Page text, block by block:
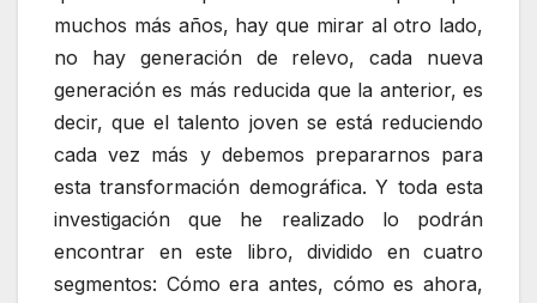
muchos más años, hay que mirar al otro lado,
no hay generación de relevo, cada nueva
generación es más reducida que la anterior, es
decir, que el talento joven se está reduciendo
cada vez más y debemos prepararnos para
esta transformación demográfica. Y toda esta
investigación que he realizado lo podrán
encontrar en este libro, dividido en cuatro
segmentos: Cómo era antes, cómo es ahora,